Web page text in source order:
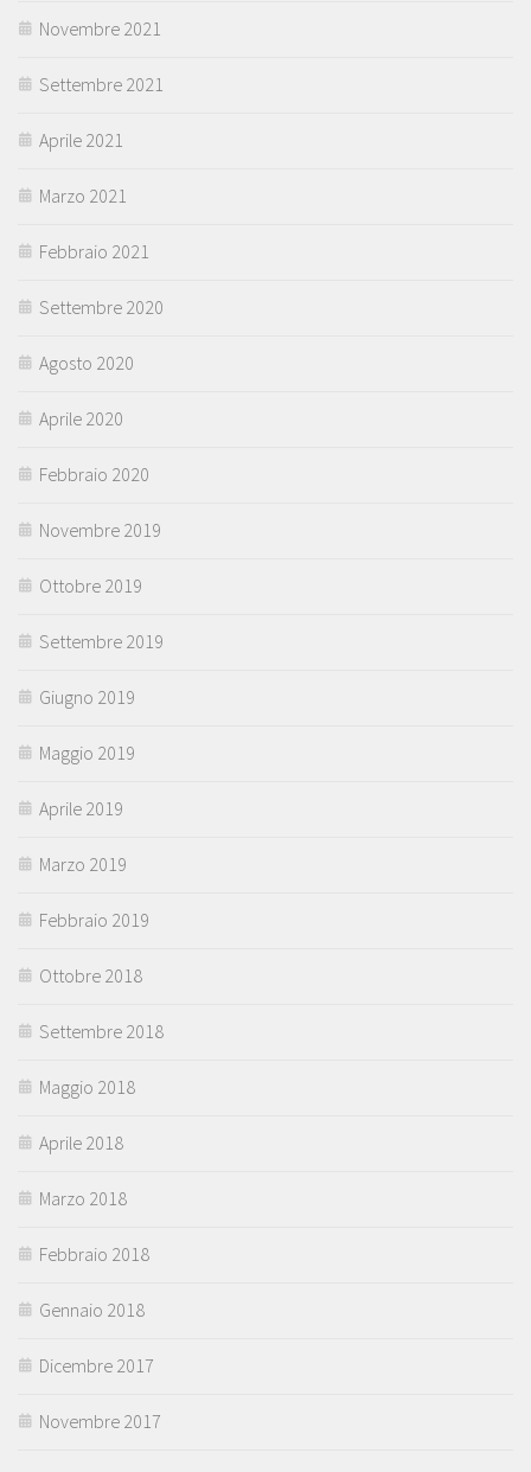
Novembre 2021
Settembre 2021
Aprile 2021
Marzo 2021
Febbraio 2021
Settembre 2020
Agosto 2020
Aprile 2020
Febbraio 2020
Novembre 2019
Ottobre 2019
Settembre 2019
Giugno 2019
Maggio 2019
Aprile 2019
Marzo 2019
Febbraio 2019
Ottobre 2018
Settembre 2018
Maggio 2018
Aprile 2018
Marzo 2018
Febbraio 2018
Gennaio 2018
Dicembre 2017
Novembre 2017